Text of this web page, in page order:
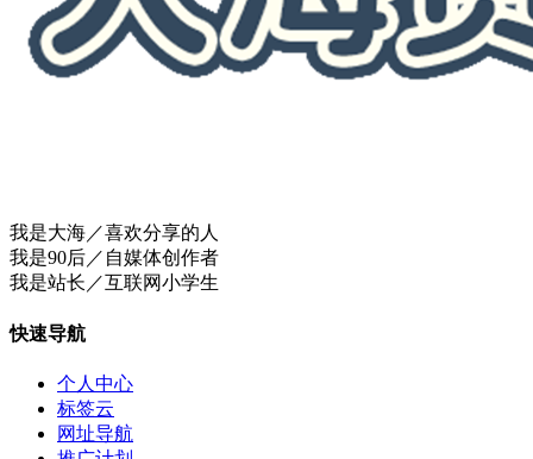
我是大海／喜欢分享的人
我是90后／自媒体创作者
我是站长／互联网小学生
快速导航
个人中心
标签云
网址导航